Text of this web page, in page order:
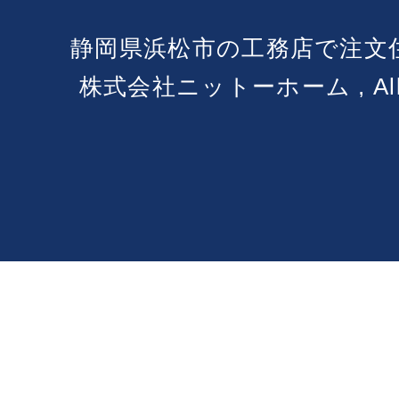
静岡県浜松市の工務店で注
株式会社ニットーホーム ,